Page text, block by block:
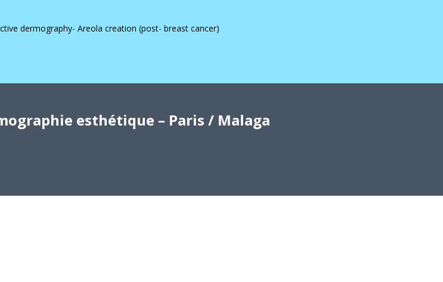
dermography- Areola creation (post- breast cancer)
esthétique – Paris / Malaga